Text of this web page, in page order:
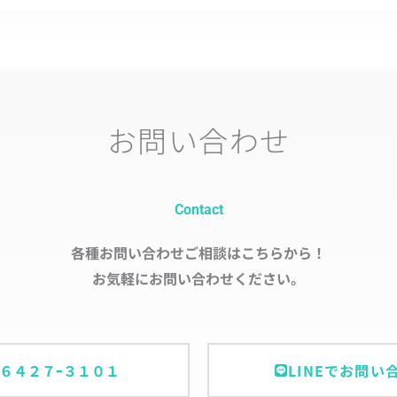
お問い合わせ
Contact
各種お問い合わせご相談はこちらから！
お気軽にお問い合わせください。
４２７ｰ３１０１ LINEでお問い